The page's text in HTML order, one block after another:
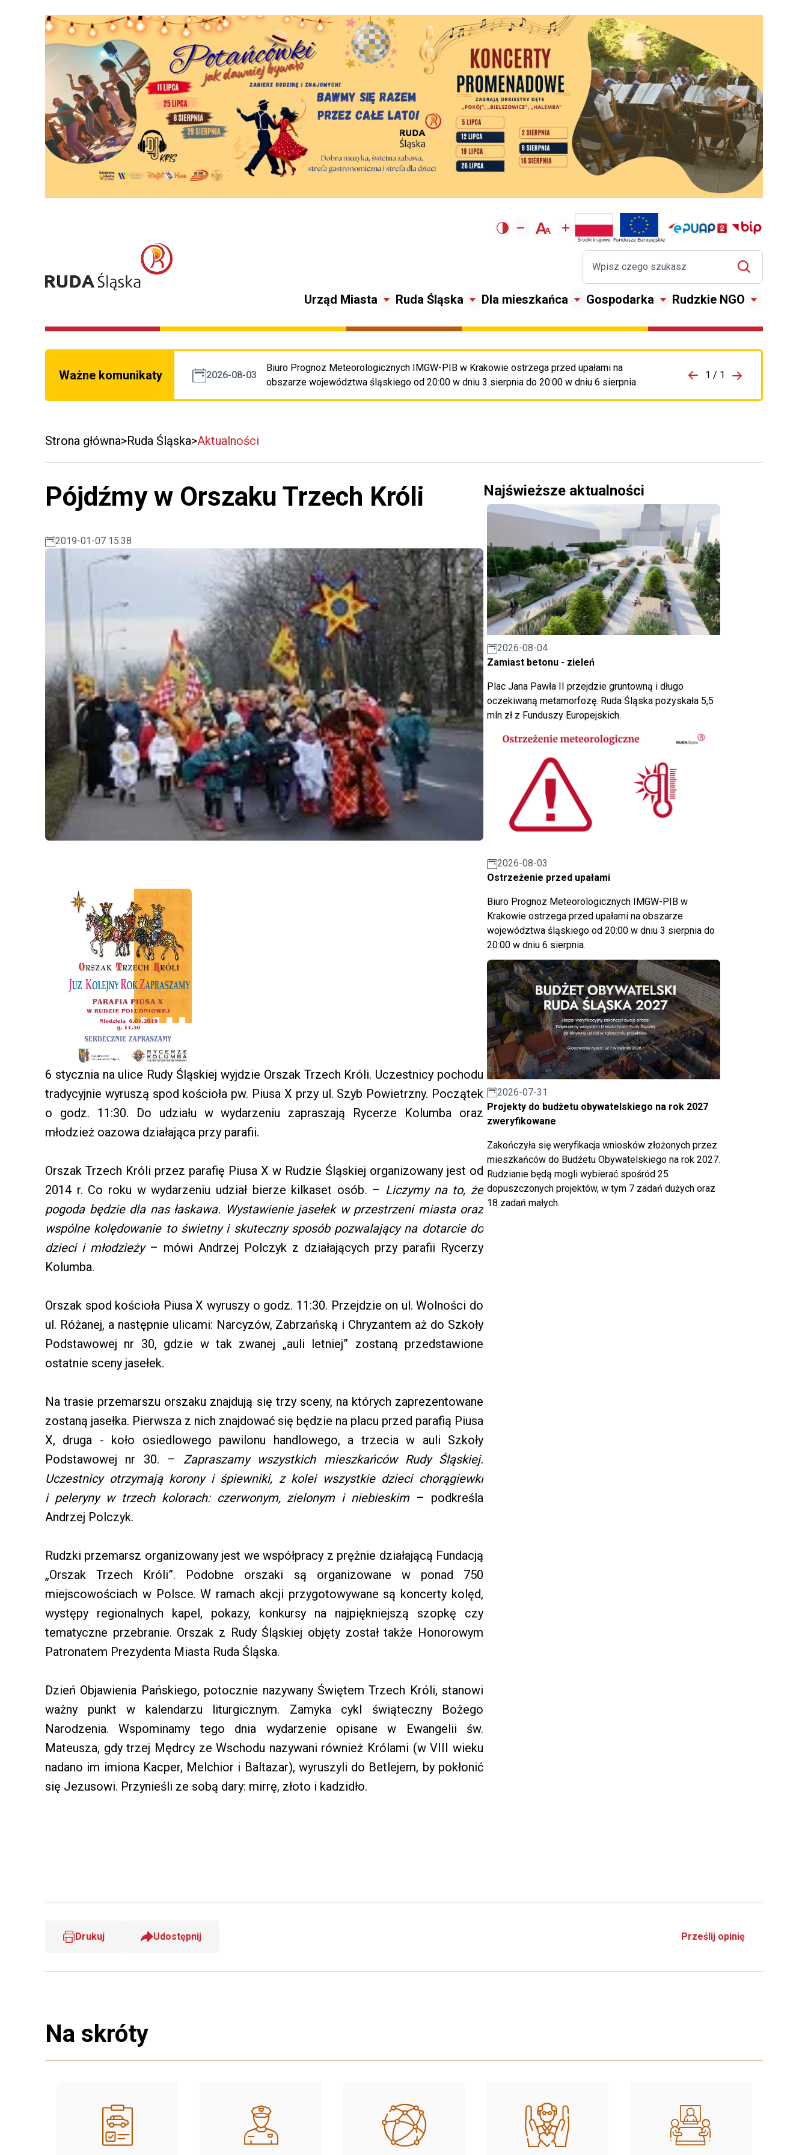
Urząd Miasta Ruda Śląska Dla mieszkańca Gospodarka Rudzkie NGO
Ważne komunikaty 2026-08-03
Biuro Prognoz Meteorologicznych IMGW-PIB w Krakowie ostrzega przed upałami na
obszarze województwa śląskiego od 20:00 w dniu 3 sierpnia do 20:00 w dniu 6 sierpnia.
Przejdź do porzpedniego komunikatu 1 / 1
Przejdź do
Strona główna Ruda Śląska Aktualności
Pójdźmy w Orszaku Trzech Króli
2019-01-07 15:38
6 stycznia na ulice Rudy Śląskiej wyjdzie Orszak Trzech Króli. Uczestnicy pochodu
tradycyjnie wyruszą spod kościoła pw. Piusa X przy ul. Szyb Powietrzny. Początek
o godz. 11:30. Do udziału w wydarzeniu zapraszają Rycerze Kolumba oraz
młodzież oazowa działająca przy parafii.
Orszak Trzech Króli przez parafię Piusa X w Rudzie Śląskiej organizowany jest od
2014 r. Co roku w wydarzeniu udział bierze kilkaset osób. – Liczymy na to, że
pogoda będzie dla nas łaskawa. Wystawienie jasełek w przestrzeni miasta oraz
wspólne kolędowanie to świetny i skuteczny sposób pozwalający na dotarcie do
dzieci i młodzieży– mówi Andrzej Polczyk z działających przy parafii Rycerzy
Kolumba.
Orszak spod kościoła Piusa X wyruszy o godz. 11:30. Przejdzie on ul. Wolności do
ul. Różanej, a następnie ulicami: Narcyzów, Zabrzańską i Chryzantem aż do Szkoły
Podstawowej nr 30, gdzie w tak zwanej „auli letniej” zostaną przedstawione
ostatnie sceny jasełek.
Na trasie przemarszu orszaku znajdują się trzy sceny, na których zaprezentowane
zostaną jasełka. Pierwsza z nich znajdować się będzie na placu przed parafią Piusa
X, druga - koło osiedlowego pawilonu handlowego, a trzecia w auli Szkoły
Podstawowej nr 30. – Zapraszamy wszystkich mieszkańców Rudy Śląskiej.
Uczestnicy otrzymają korony i śpiewniki, z kolei wszystkie dzieci chorągiewki
i peleryny w trzech kolorach: czerwonym, zielonym i niebieskim – podkreśla
Andrzej Polczyk.
Rudzki przemarsz organizowany jest we współpracy z prężnie działającą Fundacją
„Orszak Trzech Króli”. Podobne orszaki są organizowane w ponad 750
miejscowościach w Polsce. W ramach akcji przygotowywane są koncerty kolęd,
występy regionalnych kapel, pokazy, konkursy na najpiękniejszą szopkę czy
tematyczne przebranie. Orszak z Rudy Śląskiej objęty został także Honorowym
Patronatem Prezydenta Miasta Ruda Śląska.
Dzień Objawienia Pańskiego, potocznie nazywany Świętem Trzech Króli, stanowi
ważny punkt w kalendarzu liturgicznym. Zamyka cykl świąteczny Bożego
Narodzenia. Wspominamy tego dnia wydarzenie opisane w Ewangelii św.
Mateusza, gdy trzej Mędrcy ze Wschodu nazywani również Królami (w VIII wieku
nadano im imiona Kacper, Melchior i Baltazar), wyruszyli do Betlejem, by pokłonić
się Jezusowi. Przynieśli ze sobą dary: mirrę, złoto i kadzidło.
Najświeższe aktualności
2026-08-04
Zamiast betonu - zieleń
Plac Jana Pawła II przejdzie gruntowną i długo
oczekiwaną metamorfozę. Ruda Śląska pozyskała 5,5
mln zł z Funduszy Europejskich.
2026-08-03
Ostrzeżenie przed upałami
Biuro Prognoz Meteorologicznych IMGW-PIB w
Krakowie ostrzega przed upałami na obszarze
województwa śląskiego od 20:00 w dniu 3 sierpnia do
20:00 w dniu 6 sierpnia.
2026-07-31
Projekty do budżetu obywatelskiego na rok 2027
zweryfikowane
Zakończyła się weryfikacja wniosków złożonych przez
mieszkańców do Budżetu Obywatelskiego na rok 2027.
Rudzianie będą mogli wybierać spośród 25
dopuszczonych projektów, w tym 7 zadań dużych oraz
18 zadań małych.
Drukuj Udostępnij Prześlij opinię
Na skróty